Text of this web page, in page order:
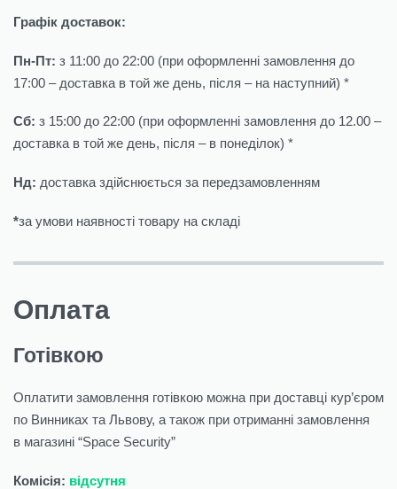
Графік доставок:
Пн-Пт: з 11:00 до 22:00 (при оформленні замовлення до
17:00 – доставка в той же день, після – на наступний) *
Сб: з 15:00 до 22:00 (при оформленні замовлення до 12.00 –
доставка в той же день, після – в понеділок) *
Нд: доставка здійснюється за передзамовленням
*за умови наявності товару на складі
Оплата
Готівкою
Оплатити замовлення готівкою можна при доставці кур’єром
по Винниках та Львову, а також при отриманні замовлення
в магазині “Space Security”
Комісія: відсутня